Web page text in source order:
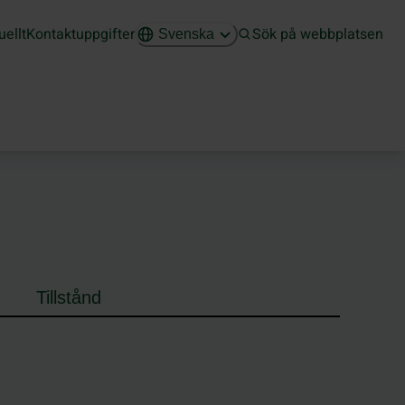
Kontaktuppgifter Svenska Sök på webbplatsen
Tillstånd